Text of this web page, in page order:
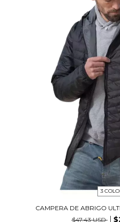
3
CAMPERA DE ABRIGO
$47.43 USD